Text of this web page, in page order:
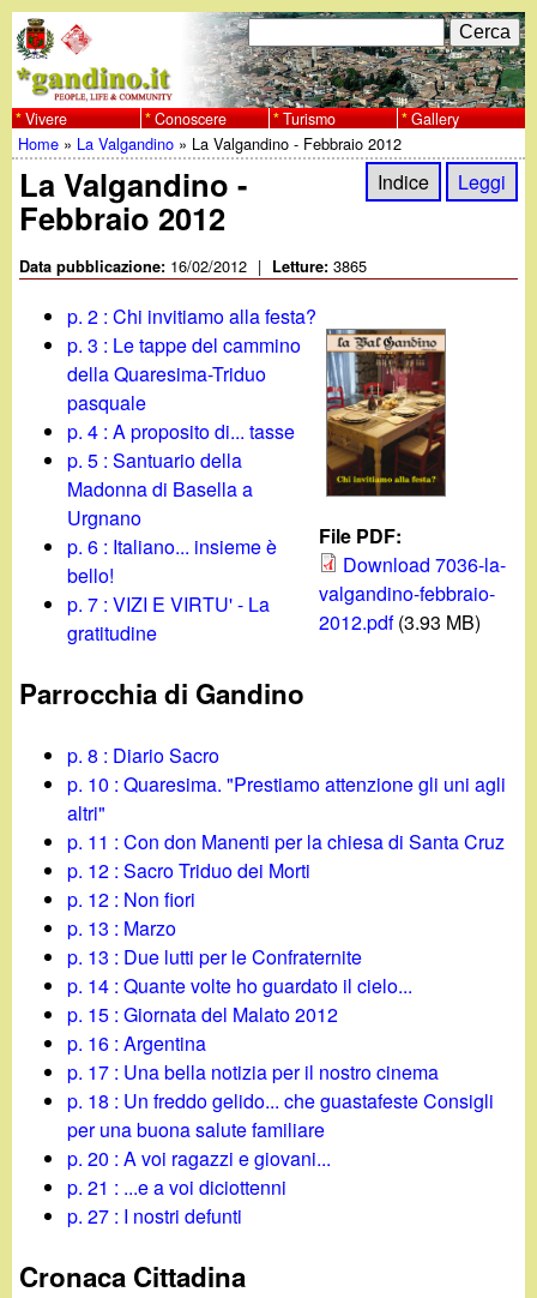
al
contenuto
principale
w
w
w
o
F
o
r
i
r
i
c
e
c
a
C
e
r
c
a
Vivere Conoscere Turismo Gallery
Tu
sei
qui
Home » La Valgandino » La Valgandino - Febbraio 2012
Indice Leggi
La Valgandino -
Febbraio 2012
Data pubblicazione: 16/02/2012 | Letture:3865
File PDF:
Download 7036-la-
valgandino-febbraio-
2012.pdf (3.93 MB)
p. 2 : Chi invitiamo alla festa?
p. 3 : Le tappe del cammino
della Quaresima-Triduo
pasquale
p. 4 : A proposito di... tasse
p. 5 : Santuario della
Madonna di Basella a
Urgnano
p. 6 : Italiano... insieme è
bello!
p. 7 : VIZI E VIRTU' - La
gratitudine
Parrocchia di Gandino
p. 8 : Diario Sacro
p. 10 : Quaresima. "Prestiamo attenzione gli uni agli
altri"
p. 11 : Con don Manenti per la chiesa di Santa Cruz
p. 12 : Sacro Triduo dei Morti
p. 12 : Non fiori
p. 13 : Marzo
p. 13 : Due lutti per le Confraternite
p. 14 : Quante volte ho guardato il cielo...
p. 15 : Giornata del Malato 2012
p. 16 : Argentina
p. 17 : Una bella notizia per il nostro cinema
p. 18 : Un freddo gelido... che guastafeste Consigli
per una buona salute familiare
p. 20 : A voi ragazzi e giovani...
p. 21 : ...e a voi diciottenni
p. 27 : I nostri defunti
Cronaca Cittadina